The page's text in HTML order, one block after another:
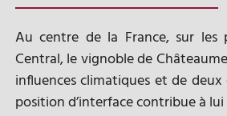
Au centre de la France, sur les
Central, le vignoble de
influences climatiques et de
position d’interface contribue à